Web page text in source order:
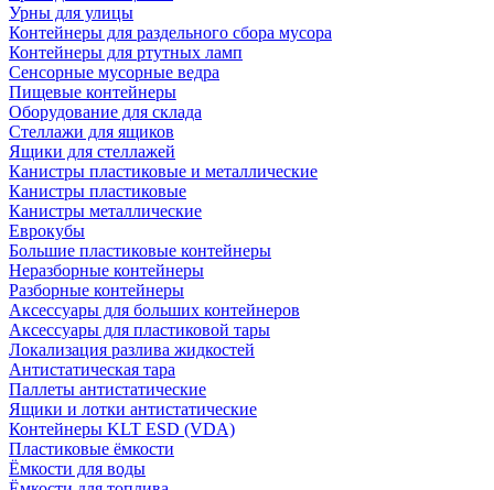
Урны для улицы
Контейнеры для раздельного сбора мусора
Контейнеры для ртутных ламп
Сенсорные мусорные ведра
Пищевые контейнеры
Оборудование для склада
Стеллажи для ящиков
Ящики для стеллажей
Канистры пластиковые и металлические
Канистры пластиковые
Канистры металлические
Еврокубы
Большие пластиковые контейнеры
Неразборные контейнеры
Разборные контейнеры
Аксессуары для больших контейнеров
Аксессуары для пластиковой тары
Локализация разлива жидкостей
Антистатическая тара
Паллеты антистатические
Ящики и лотки антистатические
Контейнеры KLT ESD (VDA)
Пластиковые ёмкости
Ёмкости для воды